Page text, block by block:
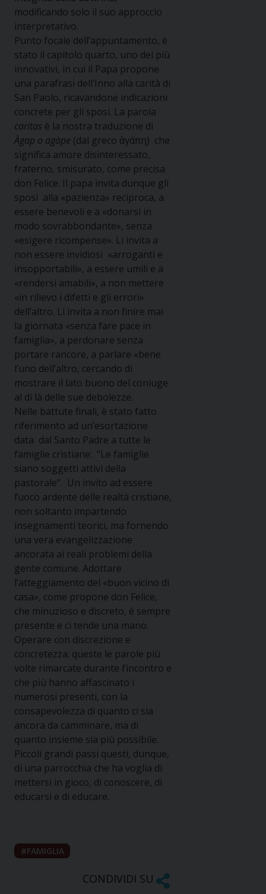
modificando solo il suo approccio
interpretativo.
Punto focale dell’appuntamento, è
stato il capitolo quarto, uno dei più
innovativi, in cui il Papa propone
una parafrasi dell’Inno alla carità di
San Paolo, ricavandone indicazioni
concrete per gli sposi. La parola
caritas è la nostra traduzione di
Àgap o agàpe (dal greco ἀγάπη) che
significa amore disinteressato,
fraterno, smisurato, come precisa
don Felice. Il papa invita dunque gli
sposi alla «pazienza» reciproca, a
essere benevoli e a «donarsi in
modo sovrabbondante», senza
«esigere ricompense». Li invita a
non essere invidiosi «arroganti e
insopportabili», a essere umili e a
«rendersi amabili», a non mettere
«in rilievo i difetti e gli errori»
dell’altro. Li invita a non finire mai
la giornata «senza fare pace in
famiglia», a perdonare senza
portare rancore, a parlare «bene
l’uno dell’altro, cercando di
mostrare il lato buono del coniuge
al di là delle sue debolezze.
Nelle battute finali, è stato fatto
riferimento ad un’esortazione
data dal Santo Padre a tutte le
famiglie cristiane: “Le famiglie
siano soggetti attivi della
pastorale”. Un invito ad essere
fuoco ardente delle realtà cristiane,
non soltanto impartendo
insegnamenti teorici, ma fornendo
una vera evangelizzazione
ancorata ai reali problemi della
gente comune. Adottare
l’atteggiamento del «buon vicino di
casa», come propone don Felice,
che minuzioso e discreto, è sempre
presente e ci tende una mano.
Operare con discrezione e
concretezza: queste le parole più
volte rimarcate durante l’incontro e
che più hanno affascinato i
numerosi presenti, con la
consapevolezza di quanto ci sia
ancora da camminare, ma di
quanto insieme sia più possibile.
Piccoli grandi passi questi, dunque,
di una parrocchia che ha voglia di
mettersi in gioco, di conoscere, di
educarsi e di educare.
FAMIGLIA
CONDIVIDI SU